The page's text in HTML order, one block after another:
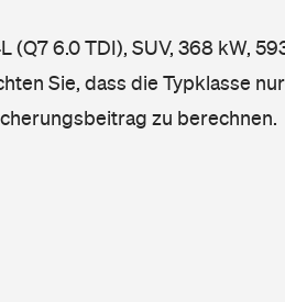
(Q7 6.0 TDI), SUV, 368 kW,
Sie, dass die Typklasse
zu berechnen.